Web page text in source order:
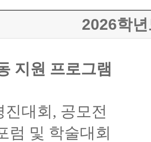
2026학
지원 프로그램
진대회 , 공모전
럼 및 학술대회